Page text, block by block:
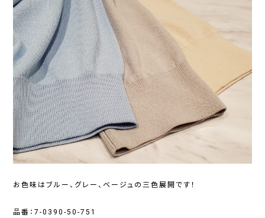
お色味はブルー、グレー、ベージュの三色展開です！
品番：7-0390-50-751